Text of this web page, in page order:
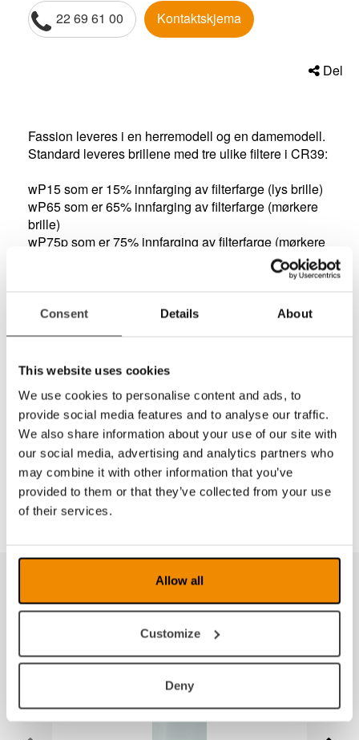
Consent Details About
This website uses cookies
We use cookies to personalise content and ads, to
provide social media features and to analyse our traffic.
We also share information about your use of our site with
our social media, advertising and analytics partners who
may combine it with other information that you’ve
provided to them or that they’ve collected from your use
of their services.
Allow all
Customize
Deny
22 69 61 00
Kontaktskjema
Del
Fassion leveres i en herremodell og en damemodell.
Standard leveres brillene med tre ulike filtere i CR39:
wP15 som er 15% innfarging av filterfarge (lys brille)
wP65 som er 65% innfarging av filterfarge (mørkere
brille)
wP75p som er 75% innfarging av filterfarge (mørkere
wP85 som er 85% innfarging av filterfarge (mørkere
wP50-15 som er et gradert glass (15% nede og 65%
Brillene kan også levers med hvilket som helst av
Denne modellen er en damemodell med gradert
filterglass 50-15%.
Leveres i flott etui!
Produkter fra samme kategori